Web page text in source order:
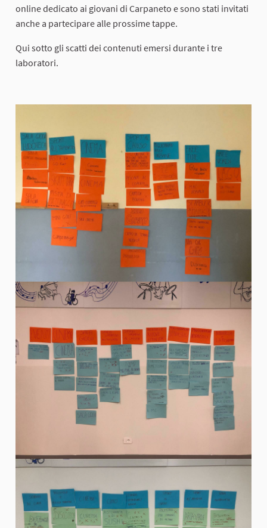
online dedicato ai giovani di Carpaneto e sono stati invitati
anche a partecipare alle prossime tappe.
Qui sotto gli scatti dei contenuti emersi durante i tre
laboratori.